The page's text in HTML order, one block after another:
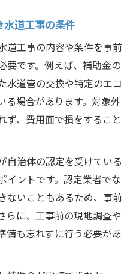
水道工事の条件
道工事の内容や条件を事前
要です。例えば、補助金の
水道管の交換や特定のエコ
る場合があります。対象外
ず、費用面で損をすること
自治体の認定を受けている
イントです。認定業者でな
ないこともあるため、事前
らに、工事前の現地調査や
備も忘れずに行う必要があ